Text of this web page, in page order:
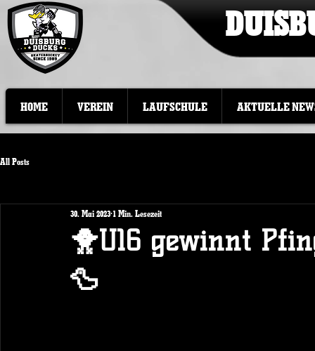
HOME VEREIN LAUFSCHULE AKTUELLE
All Posts
🐥U16 gewinnt
🦆
30. Mai 2023 1 Min. Lesezeit